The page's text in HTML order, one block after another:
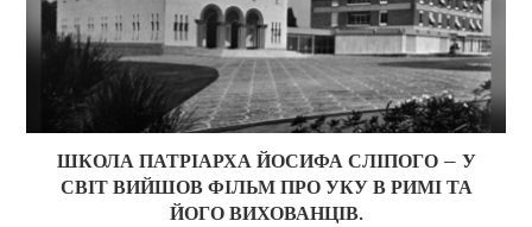
ШКОЛА ПАТРІАРХА ЙОСИФА СЛІПОГО – У
СВІТ ВИЙШОВ ФІЛЬМ ПРО УКУ В РИМІ ТА
ЙОГО ВИХОВАНЦІВ.